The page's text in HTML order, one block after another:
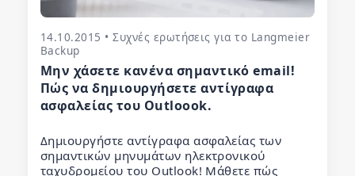
14.10.2015 • Συχνές ερωτήσεις για το Langmeier
Backup
Μην χάσετε κανένα σημαντικό email!
Πώς να δημιουργήσετε αντίγραφα
ασφαλείας του Outloook.
Δημιουργήστε αντίγραφα ασφαλείας των
σημαντικών μηνυμάτων ηλεκτρονικού
ταχυδρομείου του Outlook! Μάθετε πώς